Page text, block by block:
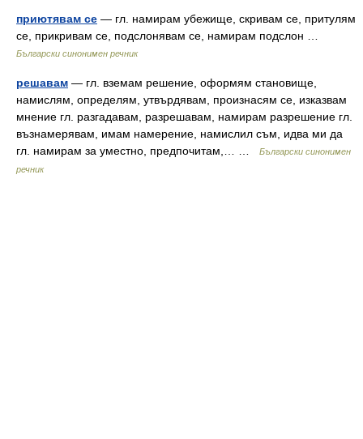
приютявам се — гл. намирам убежище, скривам се, притулям
се, прикривам се, подслонявам се, намирам подслон …
Български синонимен речник
решавам — гл. вземам решение, оформям становище,
намислям, определям, утвърдявам, произнасям се, изказвам
мнение гл. разгадавам, разрешавам, намирам разрешение гл.
възнамерявам, имам намерение, намислил съм, идва ми да
гл. намирам за уместно, предпочитам,… …
Български синонимен
речник